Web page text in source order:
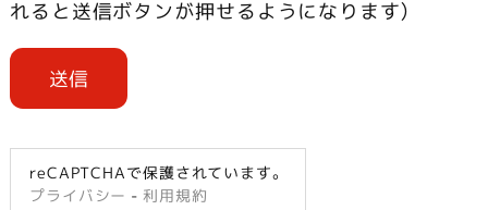
れると送信ボタンが押せるようになります）
reCAPTCHAで保護されています。
プライバシー -利用規約